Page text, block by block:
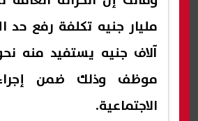
موظف وذلك ضمن
الاجتماعية.